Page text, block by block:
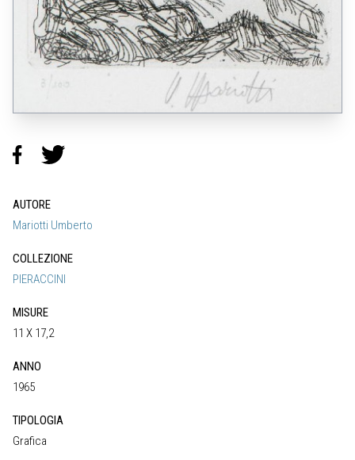
AUTORE
Mariotti Umberto
COLLEZIONE
PIERACCINI
MISURE
11 X 17,2
ANNO
1965
TIPOLOGIA
Grafica